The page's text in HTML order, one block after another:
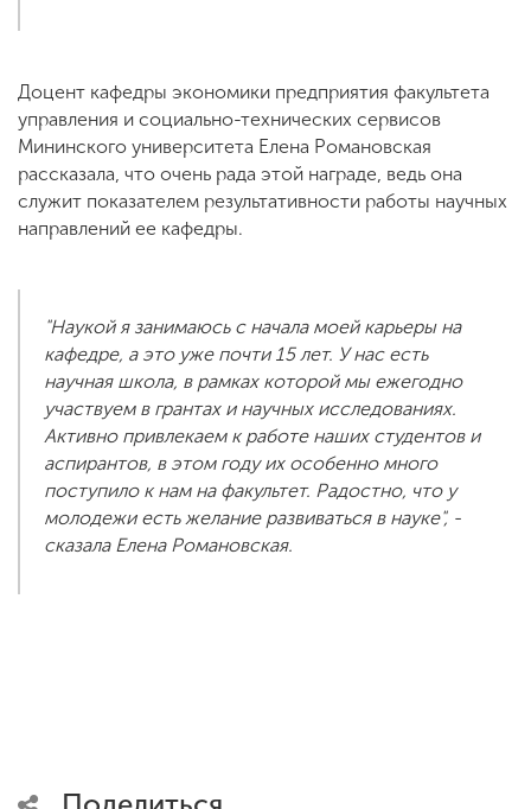
Доцент кафедры экономики предприятия факультета
управления и социально-технических сервисов
Мининского университета Елена Романовская
рассказала, что очень рада этой награде, ведь она
служит показателем результативности работы научных
направлений ее кафедры.
"Наукой я занимаюсь с начала моей карьеры на
кафедре, а это уже почти 15 лет. У нас есть
научная школа, в рамках которой мы ежегодно
участвуем в грантах и научных исследованиях.
Активно привлекаем к работе наших студентов и
аспирантов, в этом году их особенно много
поступило к нам на факультет. Радостно, что у
молодежи есть желание развиваться в науке", -
сказала Елена Романовская.